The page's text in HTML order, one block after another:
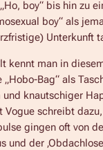
boy“ bis hin zu
boy“ als
Unterkunft
kennt man in
Bag“ als
und knautschiger
Vogue schreibt
gingen oft von
und der